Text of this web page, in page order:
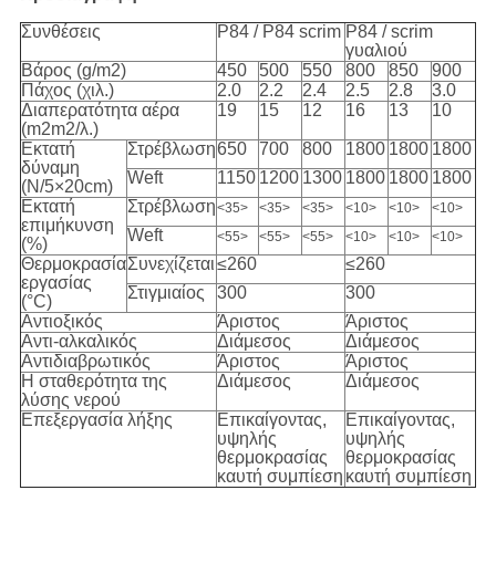
Συνθέσεις
P84 / P84 scrim P84 / scrim
γυαλιού
Βάρος (g/m2)
450 500 550 800 850
900
Πάχος (χιλ.)
2.0 2.2 2.4 2.5 2.8
3.0
Διαπερατότητα αέρα
(m2m2/λ.)
19 15 12 16 13 10
Εκτατή
δύναμη
(N/5×20cm)
Στρέβλωση650 700 800 1800 1800 1800
Weft
1150 1200 1300 1800 1800 1800
Εκτατή
επιμήκυνση
(%)
Στρέβλωση<35> <35> <35> <10> <10> <10>
Weft <55> <55> <55> <10> <10> <10>
Θερμοκρασία
εργασίας
(°C)
Συνεχίζεται≤260
≤260
Στιγμιαίος
300
300
Αντιοξικός
Άριστος
Άριστος
Αντι-αλκαλικός
Διάμεσος
Διάμεσος
Αντιδιαβρωτικός
Άριστος
Άριστος
Η σταθερότητα της
λύσης νερού
Διάμεσος Διάμεσος
Επεξεργασία λήξης
Επικαίγοντας,
υψηλής
θερμοκρασίας
καυτή συμπίεση
Επικαίγοντας,
υψηλής
θερμοκρασίας
καυτή συμπίεση